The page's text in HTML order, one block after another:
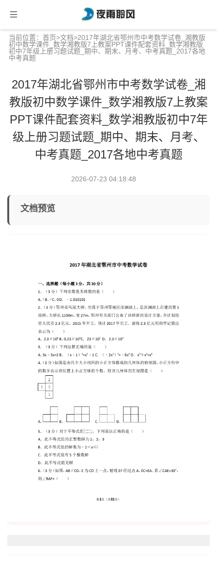
当前位置： 首页>文档>2017年湖北省鄂州市中考数学试卷_湘教版
初中数学课件_数学湘教版7上教案PPT课件配套资料_数学湘教版
初中7年级上册习题试题_期中、期末、月考、中考真题_2017各地
中考真题
2017年湖北省鄂州市中考数学试卷_湘
教版初中数学课件_数学湘教版7上教案
PPT课件配套资料_数学湘教版初中7年
级上册习题试题_期中、期末、月考、
中考真题_2017各地中考真题
2026-07-23 04:18:48
文档预览